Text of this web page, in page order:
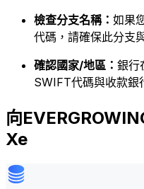
檢查分支名稱： 如果
代碼，請確保此分支
確認國家/地區： 銀行
SWIFT代碼與收款銀
向
Xe